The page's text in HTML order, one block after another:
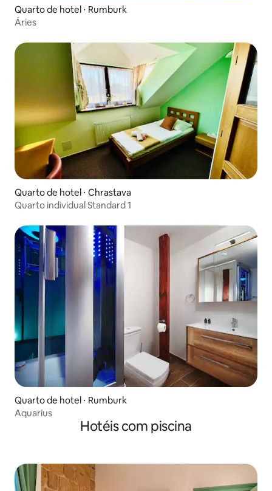
Quarto de hotel ⋅ Rumburk
Áries
Quarto de hotel ⋅ Chrastava
Quarto individual Standard 1
Quarto de hotel ⋅ Rumburk
Aquarius
Hotéis com piscina